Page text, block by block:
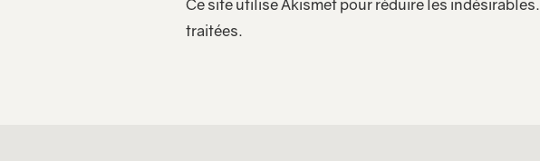
Ce site utilise Akismet pour réduire les indésirables.
traitées.